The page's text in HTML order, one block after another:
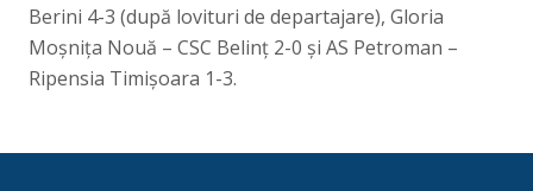
Berini 4-3 (după lovituri de departajare), Gloria
Moșnița Nouă – CSC Belinț 2-0 și AS Petroman –
Ripensia Timișoara 1-3.